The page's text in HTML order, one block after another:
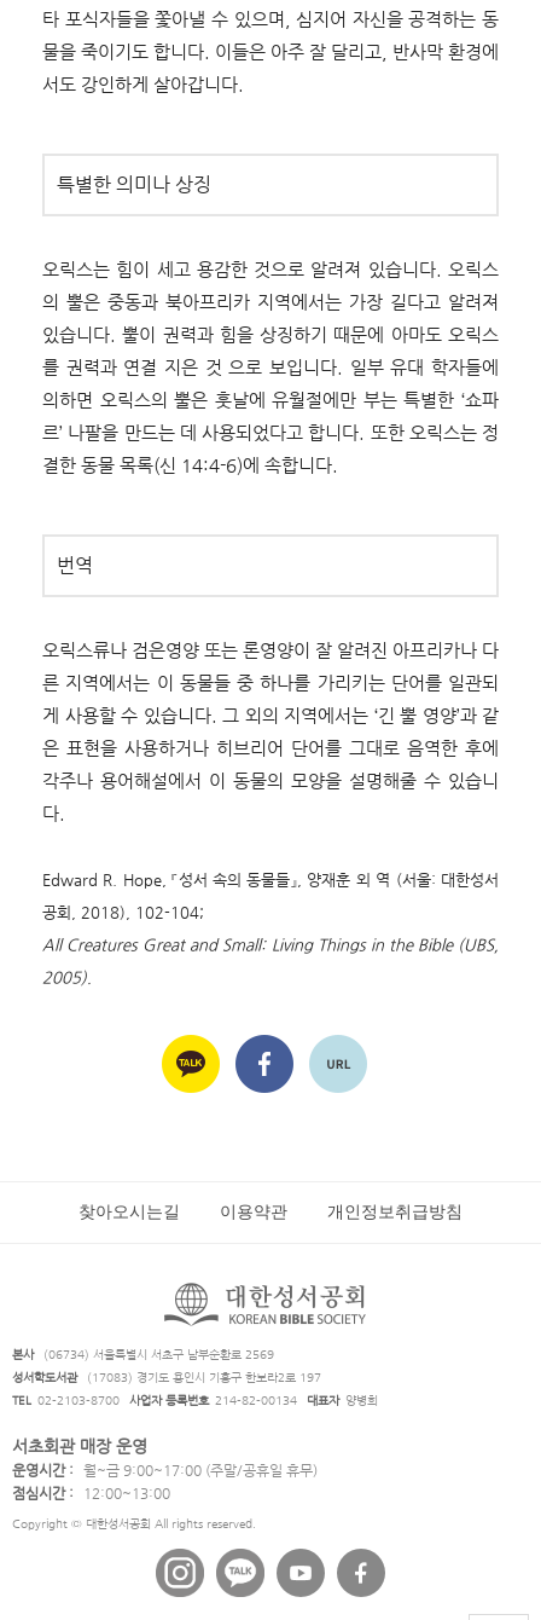
타 포식자들을 쫓아낼 수 있으며, 심지어 자신을 공격하는 동
물을 죽이기도 합니다. 이들은 아주 잘 달리고, 반사막 환경에
서도 강인하게 살아갑니다.
특별한 의미나 상징
오릭스는 힘이 세고 용감한 것으로 알려져 있습니다. 오릭스
의 뿔은 중동과 북아프리카 지역에서는 가장 길다고 알려져
있습니다. 뿔이 권력과 힘을 상징하기 때문에 아마도 오릭스
를 권력과 연결 지은 것 으로 보입니다. 일부 유대 학자들에
의하면 오릭스의 뿔은 훗날에 유월절에만 부는 특별한 ‘쇼파
르’ 나팔을 만드는 데 사용되었다고 합니다. 또한 오릭스는 정
결한 동물 목록(신 14:4-6)에 속합니다.
번역
오릭스류나 검은영양 또는 론영양이 잘 알려진 아프리카나 다
른 지역에서는 이 동물들 중 하나를 가리키는 단어를 일관되
게 사용할 수 있습니다. 그 외의 지역에서는 ‘긴 뿔 영양’과 같
은 표현을 사용하거나 히브리어 단어를 그대로 음역한 후에
각주나 용어해설에서 이 동물의 모양을 설명해줄 수 있습니
다.
Edward R. Hope, 『성서 속의 동물들』, 양재훈 외 역 (서울: 대한성서
공회, 2018), 102-104;
All Creatures Great and Small: Living Things in the Bible (UBS,
2005).
찾아오시는길 이용약관 개인정보취급방침
본사
(06734) 서울특별시 서초구 남부순환로 2569
성서학도서관
(17083) 경기도 용인시 기흥구 한보라2로 197
TEL 02-2103-8700 사업자 등록번호 214-82-00134 대표자 양병희
서초회관 매장 운영
운영시간 :
월~금 9:00~17:00 (주말/공휴일 휴무)
점심시간 :
12:00~13:00
Copyright © 대한성서공회 All rights reserved.